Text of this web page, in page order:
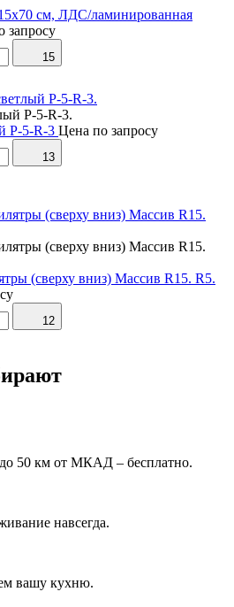
см, ЛДС/ламинированная
запросу
15
P-5-R-3 Цена по запросу
13
(сверху вниз) Массив R15. R5.
12
50 км от МКАД – бесплатно.
навсегда.
вашу кухню.